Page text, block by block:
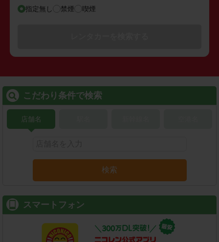
指定無し 禁煙 喫煙
こだわり条件で検索
店舗名
検索
スマートフォン